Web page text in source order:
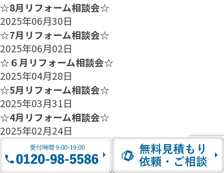
☆8月リフォーム相談会☆
2025年06月30日
☆7月リフォーム相談会☆
2025年06月02日
☆６月リフォーム相談会☆
2025年04月28日
☆5月リフォーム相談会☆
2025年03月31日
☆4月リフォーム相談会☆
2025年02月24日
☆3月リフォーム相談会☆
2025年01月27日